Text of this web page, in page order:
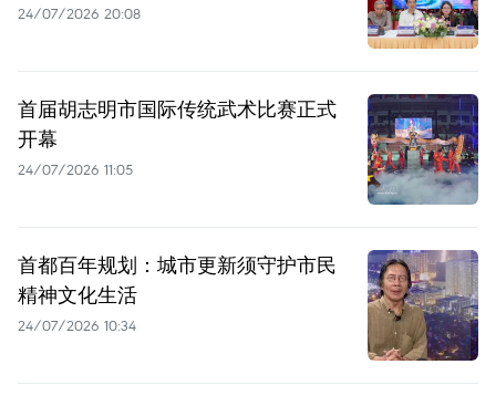
24/07/2026 20:08
首届胡志明市国际传统武术比赛正式
开幕
24/07/2026 11:05
首都百年规划：城市更新须守护市民
精神文化生活
24/07/2026 10:34